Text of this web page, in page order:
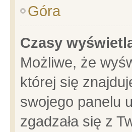
Góra
Czasy
Możliwe, że
której się
swojego panelu
zgadzała się z